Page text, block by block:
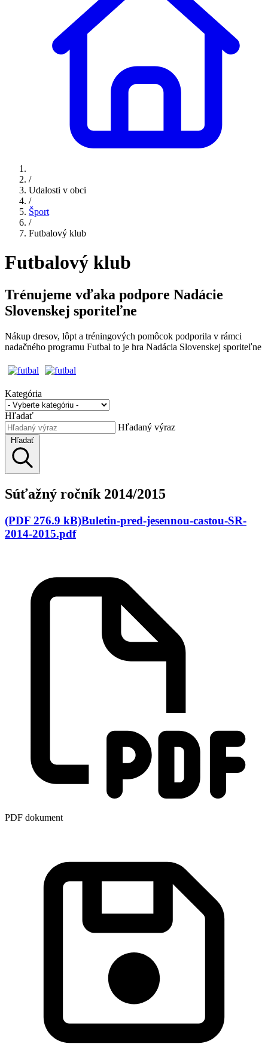
/
Udalosti v obci
/
Šport
/
Futbalový klub
Futbalový klub
Trénujeme vďaka podpore Nadácie
Slovenskej sporiteľne
Nákup dresov, lôpt a tréningových pomôcok podporila v rámci
nadačného programu Futbal to je hra Nadácia Slovenskej sporiteľne
Kategória
Hľadať
Hľadaný výraz
Hľadať
Súťažný ročník 2014/2015
(PDF 276.9 kB)Buletin-pred-jesennou-castou-SR-
2014-2015.pdf
PDF dokument